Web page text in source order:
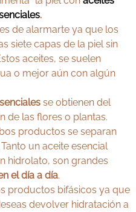
.
de alarmarte ya que los
siete capas de la piel sin
aceites, se suelen
o mejor aún con algún
se obtienen del
de las flores o plantas.
productos se separan
un aceite esencial
hidrolato, son grandes
el día a día.
productos bifásicos ya que
devolver hidratación a